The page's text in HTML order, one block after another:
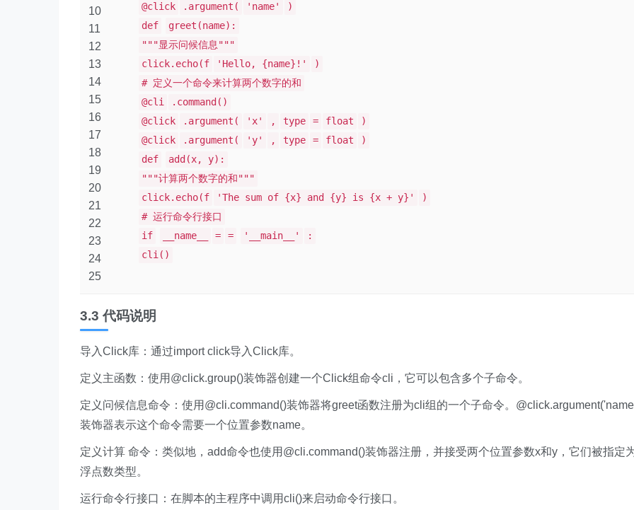
10
11
12
13
14
15
16
17
18
19
20
21
22
23
24
25
@click
.argument( 'name'
)
def
greet(name):
"""显示问候信息"""
click.echo(f
'Hello, {name}!'
)
# 定义一个命令来计算两个数字的和
@cli
.command()
@click
.argument( 'x' , type = float
)
@click
.argument( 'y' , type = float
)
def
add(x, y):
"""计算两个数字的和"""
click.echo(f
'The sum of {x} and {y} is {x + y}'
)
# 运行命令行接口
if
__name__ = = '__main__'
:
cli()
3.3 代码说明
导入Click库：通过import click导入Click库。
定义主函数：使用@click.group()装饰器创建一个Click组命令cli，它可以包含多个子命令。
定义问候信息命令：使用@cli.command()装饰器将greet函数注册为cli组的一个子命令。
装饰器表示这个命令需要一个位置参数name。
定义计算 命令：类似地，add命令也使用@cli.command()装饰器注册，并接受两个位置参数x和y，它们被指定
浮点数类型。
运行命令行接口：在脚本的主程序中调用cli()来启动命令行接口。